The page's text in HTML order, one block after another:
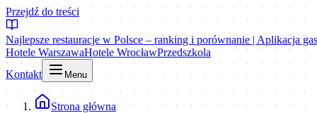
Przejdź do treści
Najlepsze restauracje w Polsce – ranking i porównanie | Aplikacja
Hotele WarszawaHotele WrocławPrzedszkola
Kontakt
Menu
Strona główna